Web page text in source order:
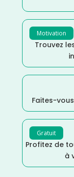
Motivation
Trouvez
Faites-
Gratuit
Profitez de
à